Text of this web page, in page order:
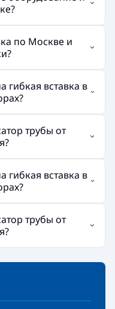
по Москве и
гибкая вставка в
трубы от
гибкая вставка в
трубы от